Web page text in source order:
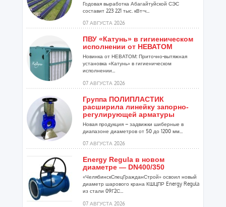
Годовая выработка Абагайтуйской СЭС
составит 223 221 тыс. кВт-ч...
07 АВГУСТА 2026
ПВУ «Катунь» в гигиеническом
исполнении от НЕВАТОМ
Новинка от НЕВАТОМ: Приточно-вытяжная
установка «Катунь» в гигиеническом
исполнении...
07 АВГУСТА 2026
Группа ПОЛИПЛАСТИК
расширила линейку запорно-
регулирующей арматуры
Новая продукция – задвижки шиберные в
диапазоне диаметров от 50 до 1200 мм...
07 АВГУСТА 2026
Energy Regula в новом
диаметре — DN400/350
«ЧелябинскСпецГражданСтрой» освоил новый
диаметр шарового крана КШЦПР Energy Regula
из стали 09Г2С...
07 АВГУСТА 2026